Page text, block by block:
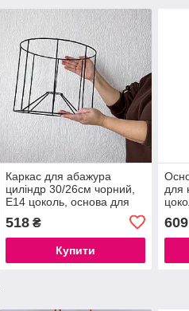
Каркас для абажура
циліндр 30/26см чорний,
Е14 цоколь, основа для
настільної лампи макраме
518₴
Купити
для
609